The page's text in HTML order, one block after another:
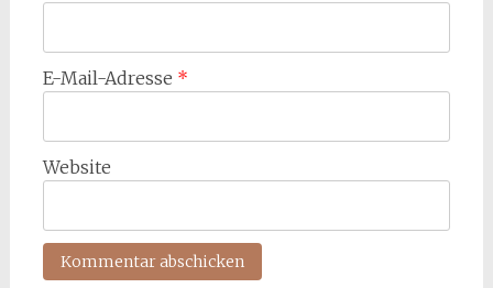
E-Mail-Adresse *
Website